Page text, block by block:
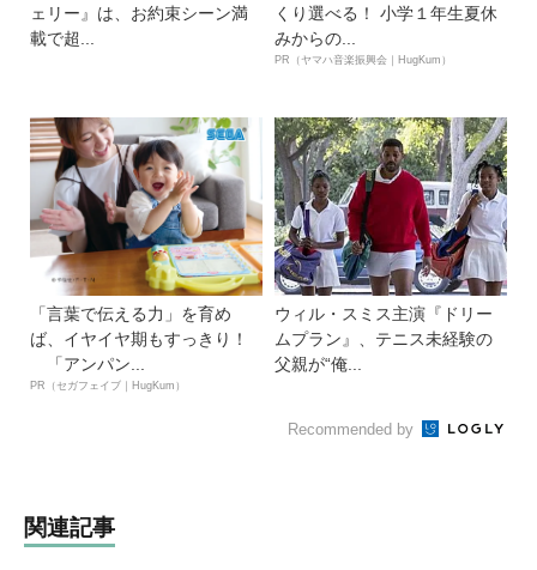
ェリー』は、お約束シーン満
載で超...
くり選べる！ 小学１年生夏休
みからの...
PR（ヤマハ音楽振興会｜HugKum）
「言葉で伝える力」を育め
ば、イヤイヤ期もすっきり！
「アンパン...
PR（セガフェイブ｜HugKum）
ウィル・スミス主演『ドリー
ムプラン』、テニス未経験の
父親が“俺...
Recommended by
関連記事